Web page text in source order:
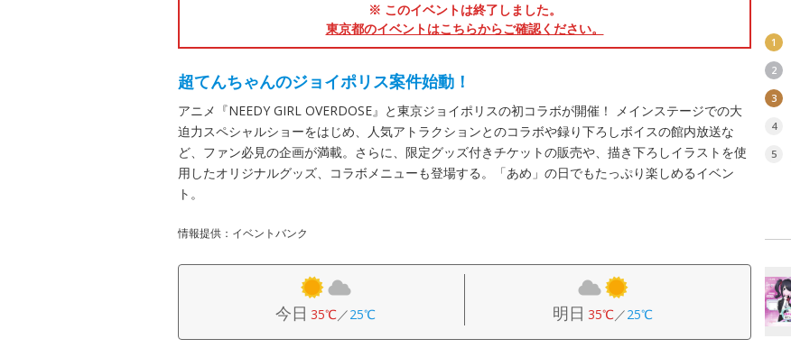
※ このイベントは終了しました。
東京都のイベントはこちらからご確認ください。
超てんちゃんのジョイポリス案件始動！
アニメ『NEEDY GIRL OVERDOSE』と東京ジョイポリスの初コラボが開催！ メインステージでの大
迫力スペシャルショーをはじめ、人気アトラクションとのコラボや録り下ろしボイスの館内放送な
ど、ファン必見の企画が満載。さらに、限定グッズ付きチケットの販売や、描き下ろしイラストを使
用したオリジナルグッズ、コラボメニューも登場する。「あめ」の日でもたっぷり楽しめるイベン
ト。
情報提供：イベントバンク
今日 35℃／25℃ 明日 35℃／25℃
1
2
3
4
5